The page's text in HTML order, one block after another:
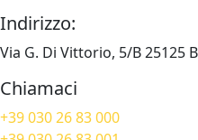
Indirizzo:
Via G. Di Vittorio, 5/B 25125
Chiamaci
+39 030 26 83 000